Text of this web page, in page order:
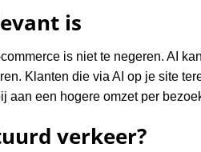
is
is niet te negeren. AI
Klanten die via AI op je site
aan een hogere omzet per
verkeer?